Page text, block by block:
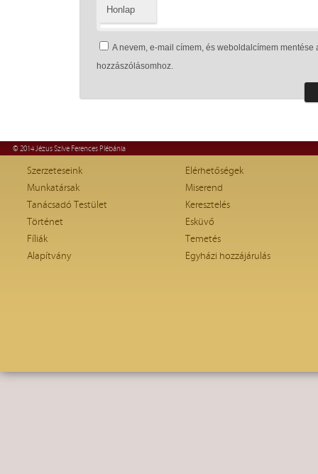
Honlap
A nevem, e-mail címem, és weboldalcímem
hozzászólásomhoz.
© 2014 Jézus Szíve Ferences Plébánia
Szerzeteseink
Munkatársak
Tanácsadó Testület
Történet
Fíliák
Alapítvány
Elérhetőségek
Miserend
Keresztelés
Esküvő
Temetés
Egyházi hozzájárulás